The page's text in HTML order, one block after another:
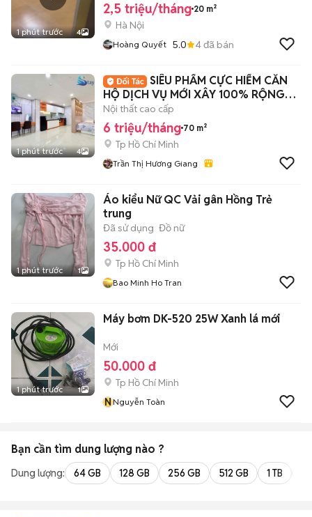
1 phút trước 4
2,5 triệu/tháng 20 m²
Hà Nội
Hoàng Quyết 5.0 4đã bán
1 phút trước 4
SIÊU PHẨM CỰC HIẾM CĂN
HỘ DỊCH VỤ MỚI XÂY 100% RỘNG
TỚI 70M2
Nội thất cao cấp
6 triệu/tháng 70 m²
Tp Hồ Chí Minh
Trần Thị Hương Giang
1 phút trước 1
Áo kiểu Nữ QC Vải gân Hồng Trẻ
trung
Đã sử dụng Đồ nữ
35.000 đ
Tp Hồ Chí Minh
Bao Minh Ho Tran
1 phút trước 1
Máy bơm DK-520 25W Xanh lá mới
Mới
50.000 đ
Tp Hồ Chí Minh
NNguyễn Toàn
Bạn cần tìm dung lượng nào ?
Dung lượng: 64 GB 128 GB 256 GB 512 GB 1 TB